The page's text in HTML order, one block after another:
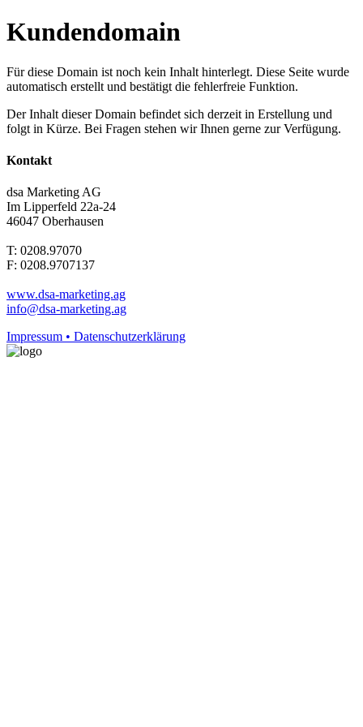
Kundendomain
Für diese Domain ist noch kein Inhalt hinterlegt. Diese Seite wurde
automatisch erstellt und bestätigt die fehlerfreie Funktion.
Der Inhalt dieser Domain befindet sich derzeit in Erstellung und
folgt in Kürze. Bei Fragen stehen wir Ihnen gerne zur Verfügung.
Kontakt
dsa Marketing AG
Im Lipperfeld 22a-24
46047 Oberhausen
T: 0208.97070
F: 0208.9707137
www.dsa-marketing.ag
info@dsa-marketing.ag
Impressum • Datenschutzerklärung